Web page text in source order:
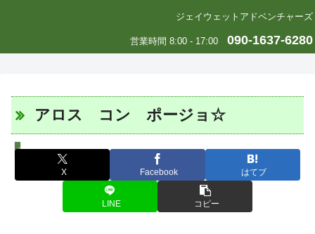
ジェイウェットアドベンチャーズ
営業時間 8:00 - 17:00 090-1637-6280
アロス コン ポージョ☆
エリカの中南米いまむかし
X Facebook はてブ
LINE コピー